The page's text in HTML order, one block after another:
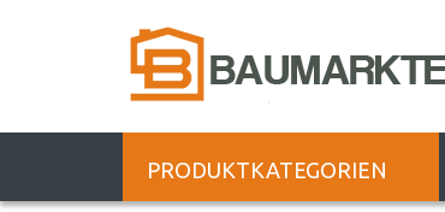
PRODUKTKATEGORIEN